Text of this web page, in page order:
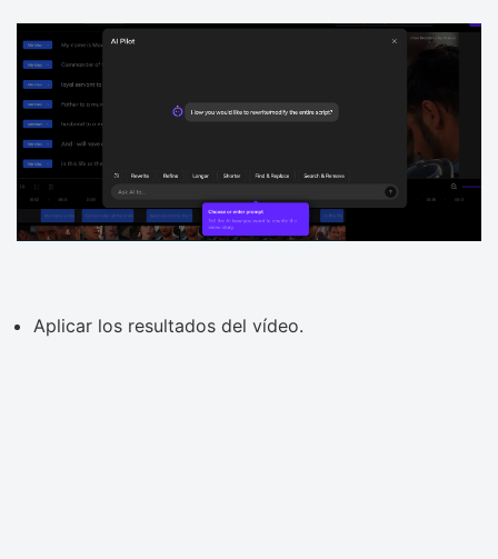
Aplicar los resultados del vídeo.